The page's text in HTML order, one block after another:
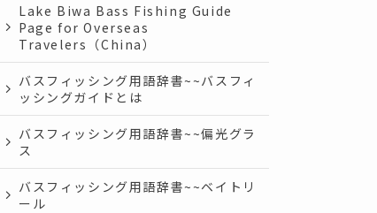
Lake Biwa Bass Fishing Guide
Page for Overseas
Travelers（China）
バスフィッシング用語辞書~~バスフィ
ッシングガイドとは
バスフィッシング用語辞書~~偏光グラ
ス
バスフィッシング用語辞書~~ベイトリ
ール